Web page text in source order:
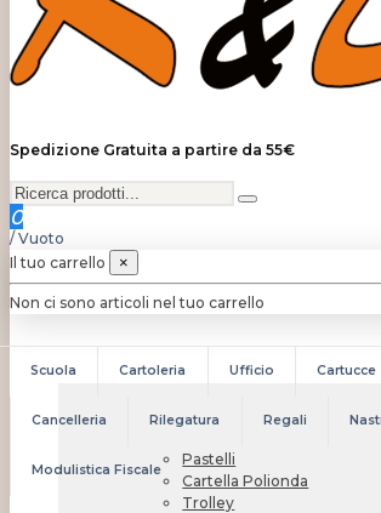
Spedizione Gratuita a partire da 55€
0
/ Vuoto
Il tuo carrello
×
Non ci sono articoli nel tuo carrello
Scuola Cartoleria Ufficio Cartucce
Cancelleria Rilegatura Regali
Modulistica Fiscale
Pastelli
Cartella Polionda
Trolley